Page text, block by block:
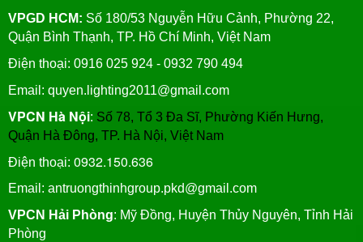
VPGD HCM: Số 180/53 Nguyễn Hữu Cảnh, Phường 22,
Quận Bình Thạnh, TP. Hồ Chí Minh, Việt Nam
Điện thoại: 0916 025 924 - 0932 790 494
Email: quyen.lighting2011@gmail.com
VPCN Hà Nội: Số 78, Tổ 3 Đa Sĩ, Phường Kiến Hưng,
Quận Hà Đông, TP. Hà Nội, Việt Nam
Điện thoại: 0932.150.636
Email: antruongthinhgroup.pkd@gmail.com
VPCN Hải Phòng: Mỹ Đồng, Huyện Thủy Nguyên, Tỉnh Hải
Phòng